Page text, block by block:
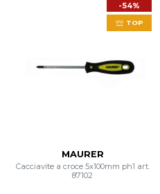
-54%
TOP
MAURER
Cacciavite a croce 5x100mm ph1 art.
87102